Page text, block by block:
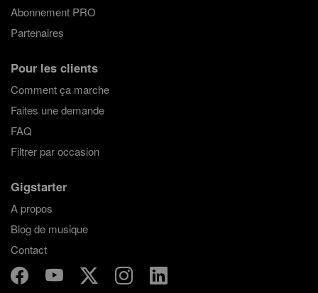
Abonnement PRO
Partenaires
Pour les clients
Comment ça marche
Faites une demande
FAQ
Filtrer par occasion
Gigstarter
A propos
Blog de musique
Contact